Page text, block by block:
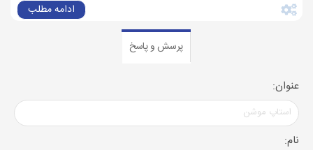
ادامه مطلب
پرسش و پاسخ
عنوان:
نام: